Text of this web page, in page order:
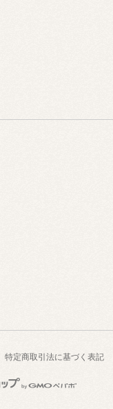
特定商取引法に基づく表記